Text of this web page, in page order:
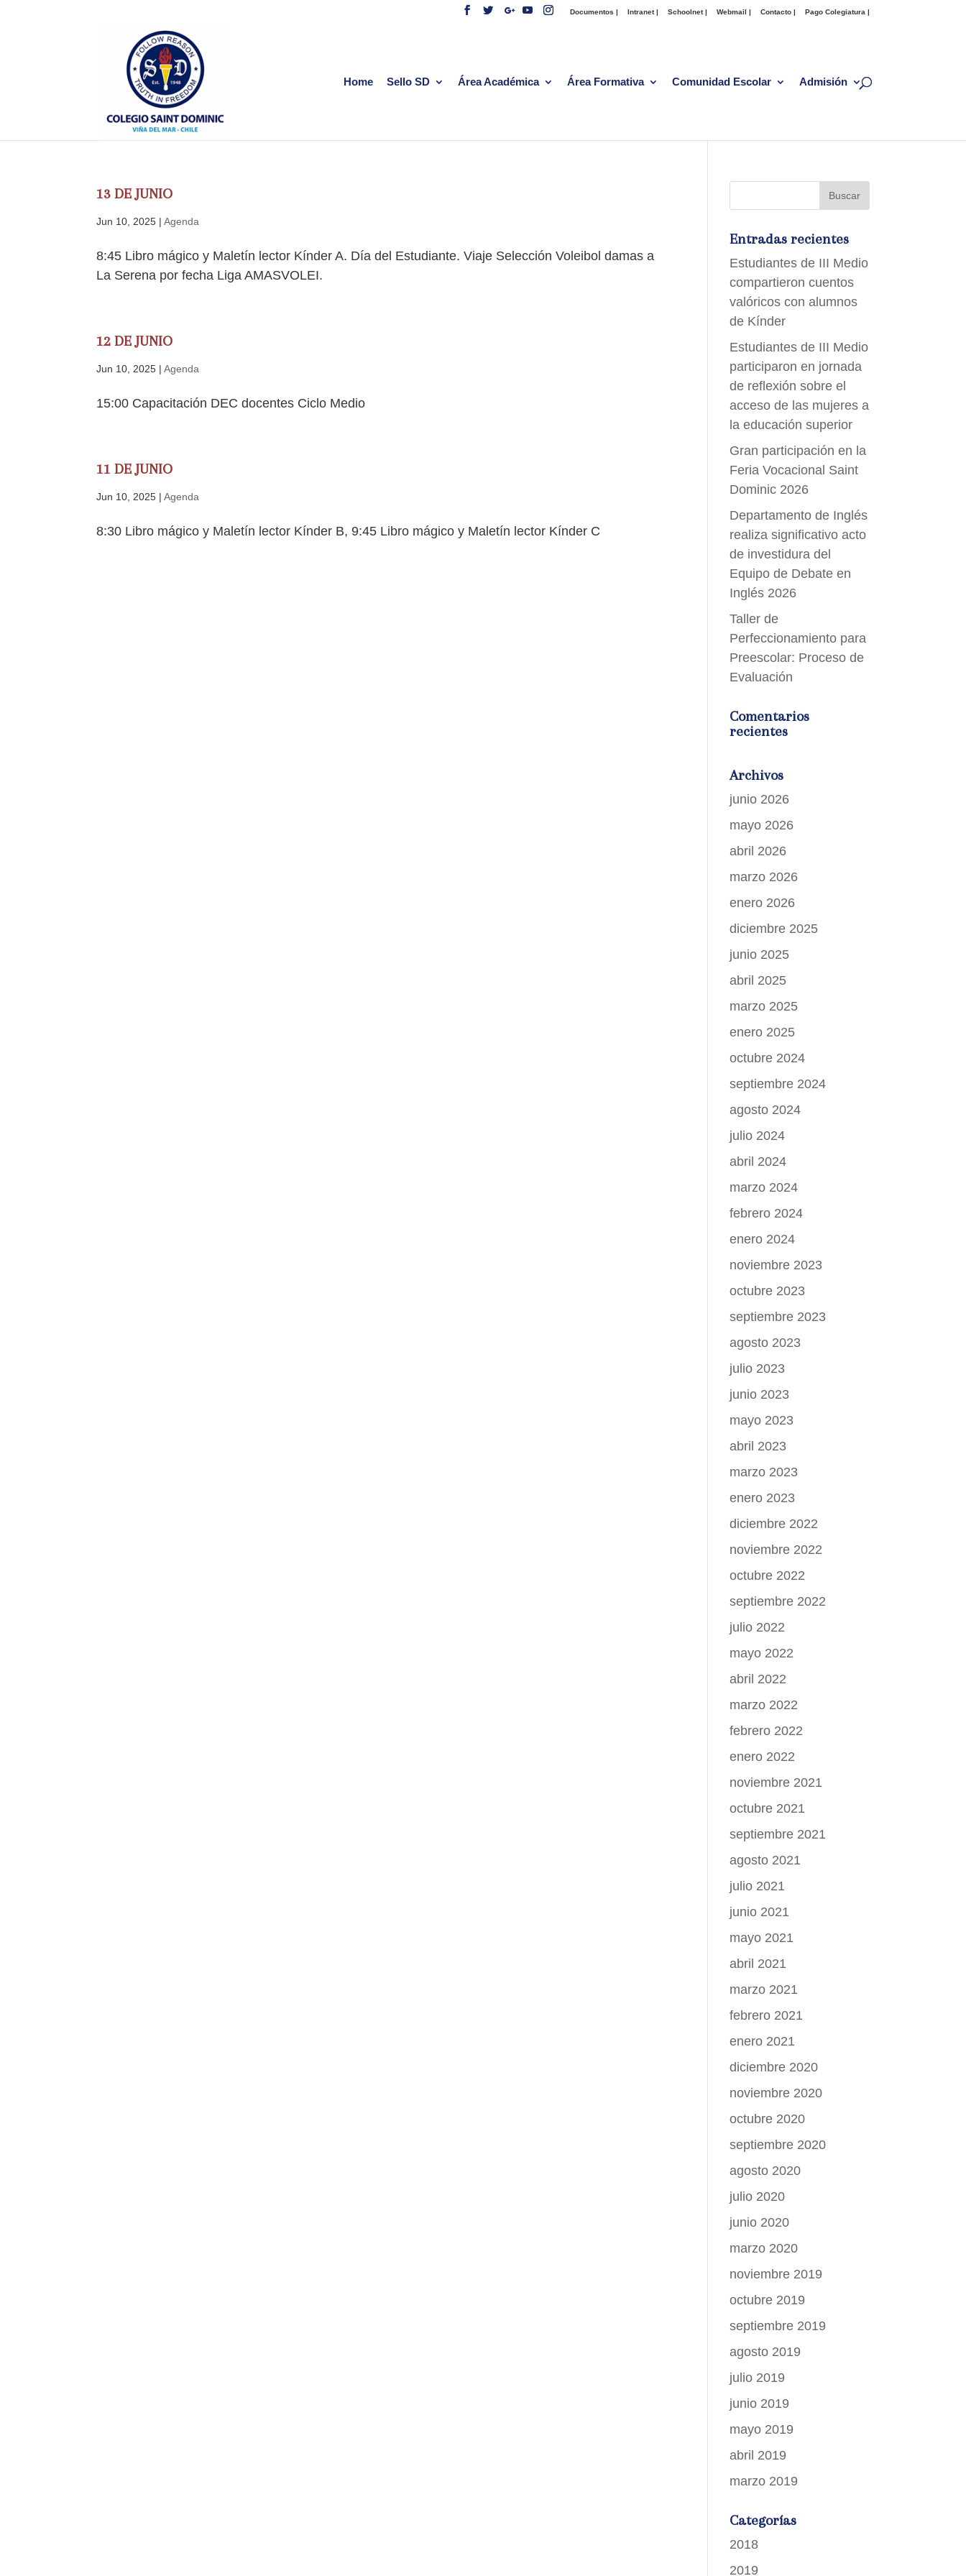
Documentos | Intranet | Schoolnet | Webmail | Contacto | Pago Colegiatura |
Home Sello SD Área Académica Área Formativa Comunidad Escolar Admisión
13 DE JUNIO
Jun 10, 2025 |Agenda
8:45 Libro mágico y Maletín lector Kínder A. Día del Estudiante. Viaje Selección Voleibol damas a
La Serena por fecha Liga AMASVOLEI.
12 DE JUNIO
Jun 10, 2025 |Agenda
15:00 Capacitación DEC docentes Ciclo Medio
11 DE JUNIO
Jun 10, 2025 |Agenda
8:30 Libro mágico y Maletín lector Kínder B, 9:45 Libro mágico y Maletín lector Kínder C
Entradas recientes
Estudiantes de III Medio
compartieron cuentos
valóricos con alumnos
de Kínder
Estudiantes de III Medio
participaron en jornada
de reflexión sobre el
acceso de las mujeres a
la educación superior
Gran participación en la
Feria Vocacional Saint
Dominic 2026
Departamento de Inglés
realiza significativo acto
de investidura del
Equipo de Debate en
Inglés 2026
Taller de
Perfeccionamiento para
Preescolar: Proceso de
Evaluación
Comentarios
recientes
Archivos
junio 2026
mayo 2026
abril 2026
marzo 2026
enero 2026
diciembre 2025
junio 2025
abril 2025
marzo 2025
enero 2025
octubre 2024
septiembre 2024
agosto 2024
julio 2024
abril 2024
marzo 2024
febrero 2024
enero 2024
noviembre 2023
octubre 2023
septiembre 2023
agosto 2023
julio 2023
junio 2023
mayo 2023
abril 2023
marzo 2023
enero 2023
diciembre 2022
noviembre 2022
octubre 2022
septiembre 2022
julio 2022
mayo 2022
abril 2022
marzo 2022
febrero 2022
enero 2022
noviembre 2021
octubre 2021
septiembre 2021
agosto 2021
julio 2021
junio 2021
mayo 2021
abril 2021
marzo 2021
febrero 2021
enero 2021
diciembre 2020
noviembre 2020
octubre 2020
septiembre 2020
agosto 2020
julio 2020
junio 2020
marzo 2020
noviembre 2019
octubre 2019
septiembre 2019
agosto 2019
julio 2019
junio 2019
mayo 2019
abril 2019
marzo 2019
Categorías
2018
2019